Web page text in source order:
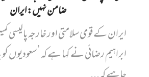
ضامن نہیں‌: ایران
ایران کے قومی سلامتی اور خارجہ پالیسی
ابراہیم رضائی نے کہا ہے کہ ’سعودیوں کو